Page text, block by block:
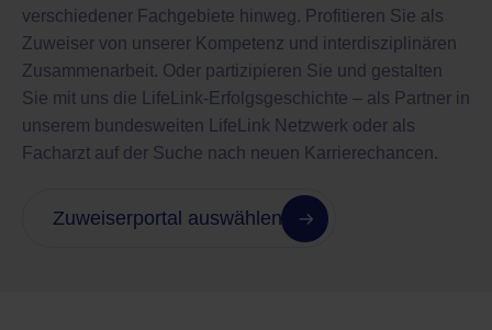
verschiedener Fachgebiete hinweg. Profitieren Sie als
Zuweiser von unserer Kompetenz und interdisziplinären
Zusammenarbeit. Oder partizipieren Sie und gestalten
Sie mit uns die LifeLink-Erfolgsgeschichte – als Partner in
unserem bundesweiten LifeLink Netzwerk oder als
Facharzt auf der Suche nach neuen Karrierechancen.
Zuweiserportal auswählen